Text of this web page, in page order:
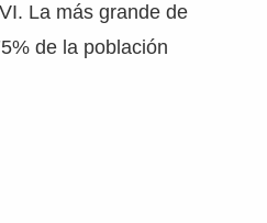
La más grande de
de la población